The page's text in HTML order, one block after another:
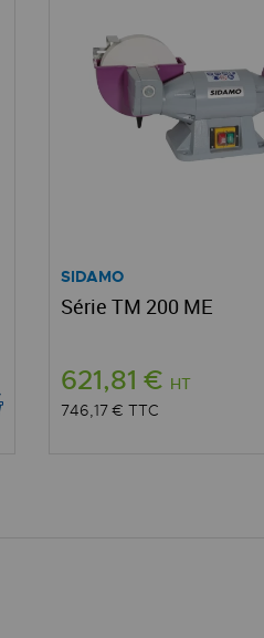
SIDAMO
Série TM 200 ME
621,81 € HT
746,17 € TTC